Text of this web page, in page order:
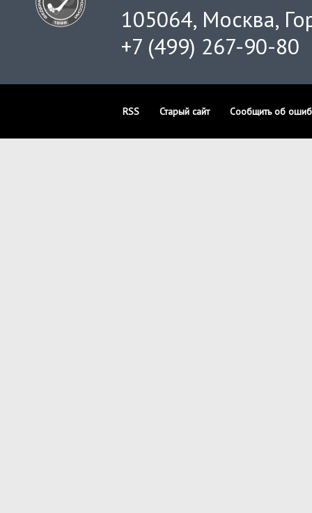
105064, Москва,
+7 (499) 267-90-80
RSS Старый сайт Сообщить об